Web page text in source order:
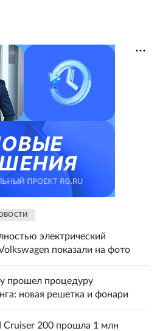
электрический
показали на фото
прошел процедуру
новая решетка и фонари
Cruiser 200 прошла 1 млн